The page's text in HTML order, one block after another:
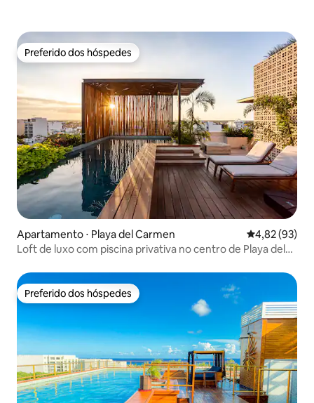
Preferido dos hóspedes
Preferido dos hóspedes
Apartamento ⋅ Playa del Carmen 4,82 de uma
4,82 (93)
Loft de luxo com piscina privativa no centro de Playa del
Preferido dos hóspedes
Preferido dos hóspedes